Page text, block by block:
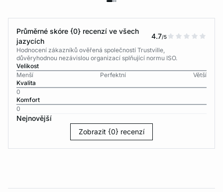
Průměrné skóre {0} recenzí ve všech
jazycích
4.7/5
Hodnocení zákazníků ověřená společností Trustville,
důvěryhodnou nezávislou organizací splňující normu ISO.
Velikost
Menší
Perfektní
Větší
Kvalita
0
Komfort
0
Nejnovější
Zobrazit {0} recenzí